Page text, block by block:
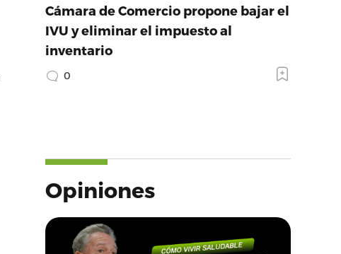
Cámara de Comercio propone bajar el
IVU y eliminar el impuesto al
inventario
0
Opiniones